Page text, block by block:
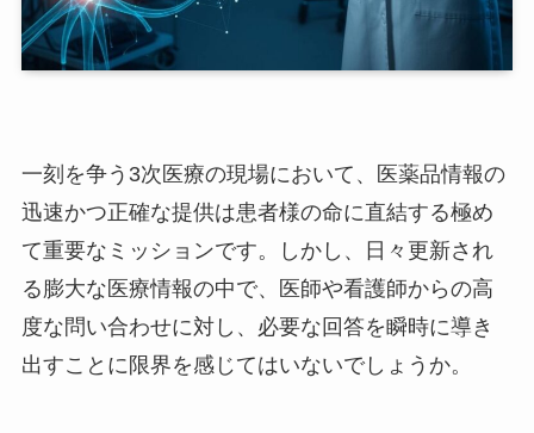
一刻を争う3次医療の現場において、医薬品情報の
迅速かつ正確な提供は患者様の命に直結する極め
て重要なミッションです。しかし、日々更新され
る膨大な医療情報の中で、医師や看護師からの高
度な問い合わせに対し、必要な回答を瞬時に導き
出すことに限界を感じてはいないでしょうか。